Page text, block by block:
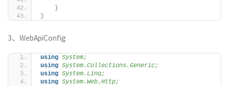
}
}
3、WebApiConfig
using System;
using System.Collections.Generic;
using System.Linq;
using System.Web.Http;